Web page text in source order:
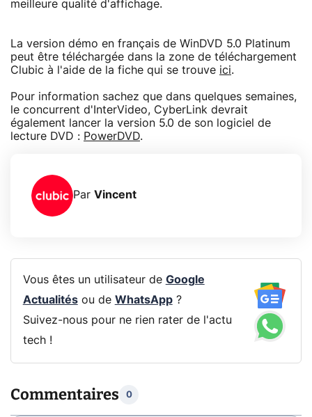
meilleure qualité d'affichage.
La version démo en français de WinDVD 5.0 Platinum
peut être téléchargée dans la zone de téléchargement
Clubic à l'aide de la fiche qui se trouve ici.
Pour information sachez que dans quelques semaines,
le concurrent d'InterVideo, CyberLink devrait
également lancer la version 5.0 de son logiciel de
lecture DVD : PowerDVD.
Par Vincent
Vous êtes un utilisateur de Google
Actualitésou de WhatsApp?
Suivez-nous pour ne rien rater de l'actu
tech !
Commentaires 0